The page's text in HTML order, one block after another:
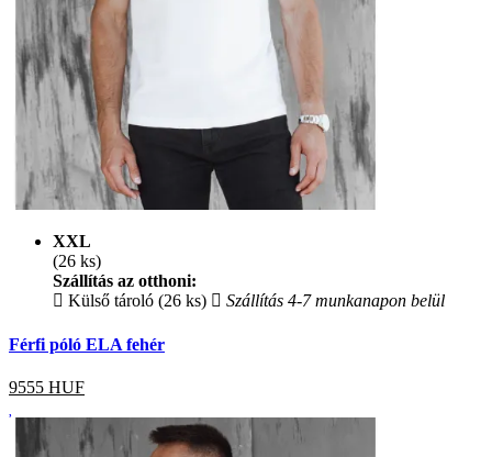
XXL
(26 ks)
Szállítás az otthoni:
Külső tároló (26 ks)
Szállítás 4-7 munkanapon belül
Férfi póló ELA fehér
9555 HUF